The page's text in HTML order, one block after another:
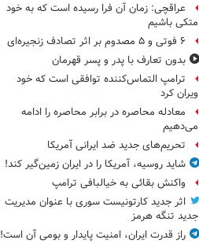
عراقچی: زمان آن فرا رسیده است که به خود
متکی باشیم
۶ فوتی و ۵ مصدوم بر اثر تصادف زنجیره‌ای
بدون تعارف با پدر و پسر قهرمان
ترامپ التماس‌کننده توافقی است که خود
ویران کرد
معادله محاصره در برابر محاصره را ادامه
می‌دهیم
تحریم‌های جدید ضد ایرانی آمریکا
شاید روسیه، آمریکا را در ایران زمین‌گیر کند!
واکنش بقائی به خیالبافی ترامپ
اثر جدید کارتونیست سوری با عنوان مدیریت
جدید تنگه هرمز
راز قدرت ایران، امنیت پایدار و بومی آن است!